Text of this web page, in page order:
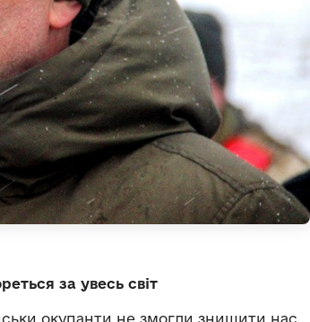
за увесь світ
окупанти не змогли знищити нас,